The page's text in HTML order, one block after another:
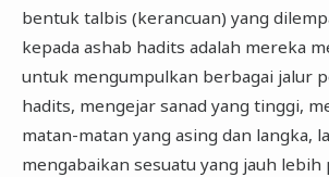
bentuk talbis (kerancuan) yang
kepada ashab hadits adalah mereka
untuk mengumpulkan berbagai jalur
hadits, mengejar sanad yang tinggi,
matan-matan yang asing dan langka,
mengabaikan sesuatu yang jauh